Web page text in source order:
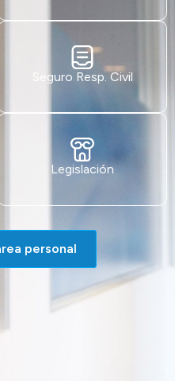
Seguro Resp. Civil
Legislación
personal